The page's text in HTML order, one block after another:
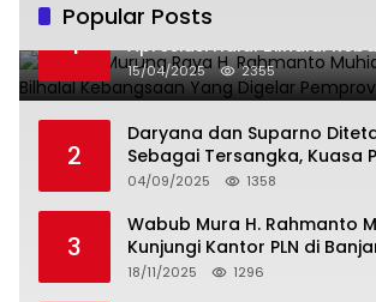
Popular Posts
1
Wabup Murung Raya H.
Apresiasi Halal Bilhalal
Digelar Pemprov. Kalteng
15/04/2025 2355
2
Daryana dan Suparno
Sebagai Tersangka, Kuasa
Men Gumpul: “Ini
04/09/2025 1358
3
Wabub Mura H. Rahmanto
Kunjungi Kantor PLN di
Usulkan Program Listrik
18/11/2025 1296